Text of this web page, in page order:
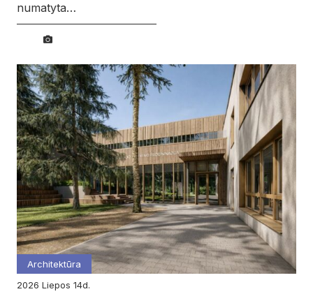
numatyta…
Architektūra
2026
liepos 14d.